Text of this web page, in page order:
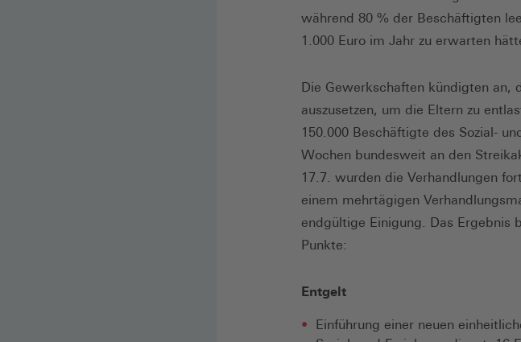
während 80 % der Beschäftigten
1.000 Euro im Jahr zu erwarten
Die Gewerkschaften kündigten an,
auszusetzen, um die Eltern zu
150.000 Beschäftigte des Sozial-
Wochen bundesweit an den
17.7. wurden die Verhandlungen
einem mehrtägigen
endgültige Einigung. Das Ergebnis
Punkte:
Entgelt
Einführung einer neuen